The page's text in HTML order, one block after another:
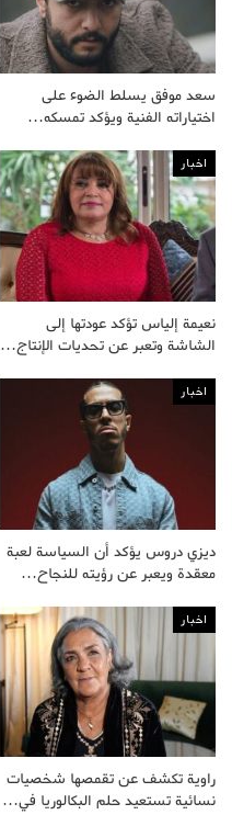
سعد موفق يسلط الضوء على
اختياراته الفنية ويؤكد تمسكه…
اخبار
نعيمة إلياس تؤكد عودتها إلى
الشاشة وتعبر عن تحديات الإنتاج…
اخبار
ديزي دروس يؤكد أن السياسة لعبة
معقدة ويعبر عن رؤيته للنجاح…
اخبار
راوية تكشف عن تقمصها شخصيات
نسائية تستعيد حلم البكالوريا في…